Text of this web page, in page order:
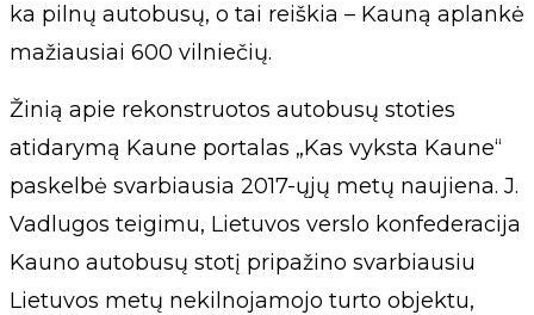
ka pilnų autobusų, o tai reiškia – Kauną aplankė
mažiausiai 600 vilniečių.
Žinią apie rekonstruotos autobusų stoties
atidarymą Kaune portalas „Kas vyksta Kaune“
paskelbė svarbiausia 2017-ųjų metų naujiena. J.
Vadlugos teigimu, Lietuvos verslo konfederacija
Kauno autobusų stotį pripažino svarbiausiu
Lietuvos metų nekilnojamojo turto objektu,